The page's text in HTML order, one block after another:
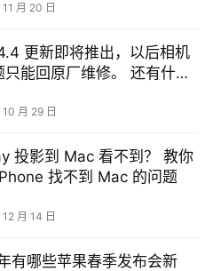
月 20 日
更新即将推出，以后相机
只能回原厂维修。 还有什么
月 29 日
投影到 Mac 看不到？ 教你
找不到 Mac 的问题
月 14 日
有哪些苹果春季发布会新